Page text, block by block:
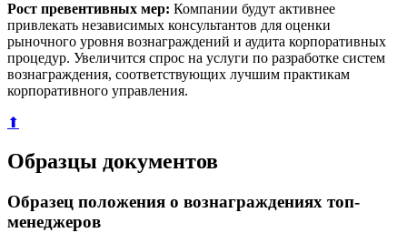
Рост превентивных мер: Компании будут активнее
привлекать независимых консультантов для оценки
рыночного уровня вознаграждений и аудита корпоративных
процедур. Увеличится спрос на услуги по разработке систем
вознаграждения, соответствующих лучшим практикам
корпоративного управления.
⬆
Образцы документов
Образец положения о вознаграждениях топ-
менеджеров